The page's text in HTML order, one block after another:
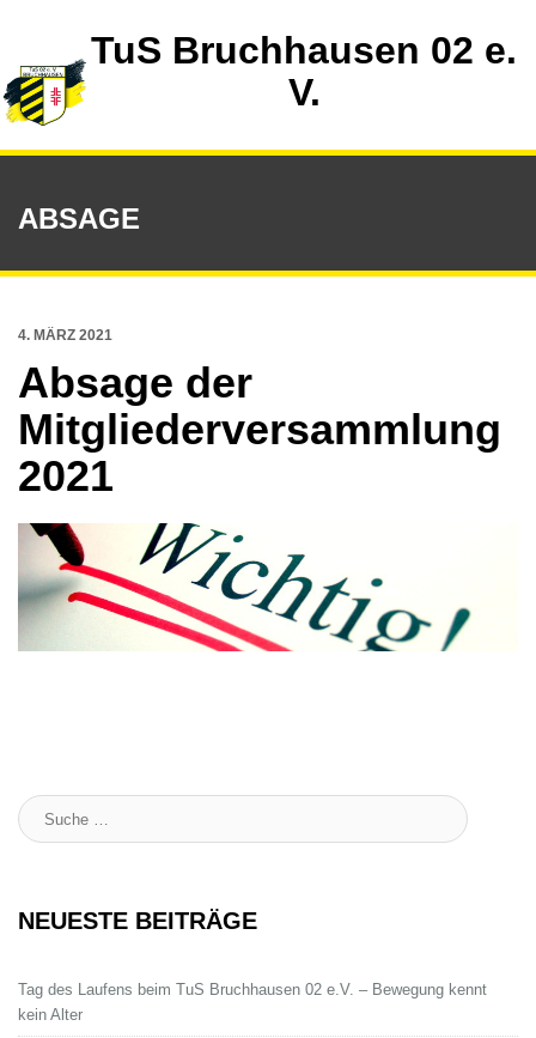
TuS Bruchhausen 02 e.
V.
ABSAGE
4. MÄRZ 2021
Absage der
Mitgliederversammlung
2021
Suche
:
NEUESTE BEITRÄGE
Tag des Laufens beim TuS Bruchhausen 02 e.V. – Bewegung kennt
kein Alter